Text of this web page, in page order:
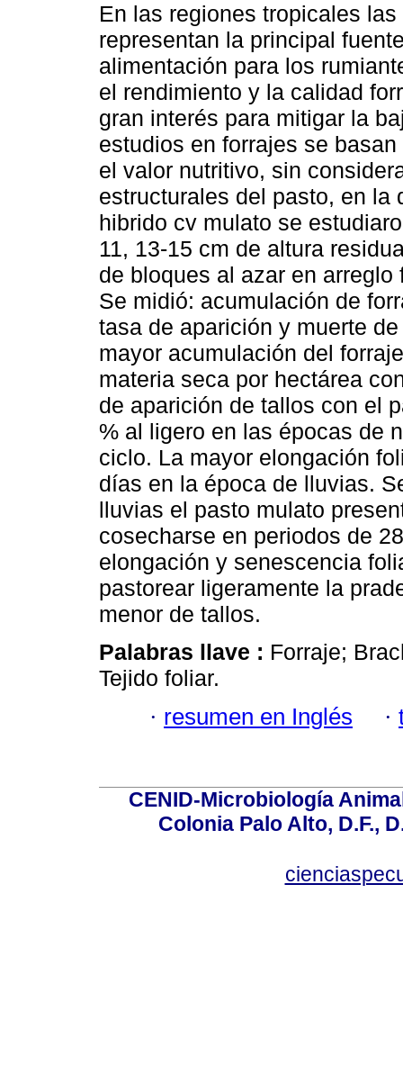
En las regiones tropicales
representan la principal
alimentación para los
el rendimiento y la calidad
gran interés para mitigar la
estudios en forrajes se
el valor nutritivo, sin
estructurales del pasto, en la
hibrido cv mulato se
11, 13-15 cm de altura
de bloques al azar en
Se midió: acumulación de
tasa de aparición y muerte
mayor acumulación del
materia seca por hectárea
de aparición de tallos con el
% al ligero en las épocas de
ciclo. La mayor elongación
días en la época de lluvias.
lluvias el pasto mulato
cosecharse en periodos de
elongación y senescencia
pastorear ligeramente la
menor de tallos.
Palabras llave : Forraje;
Tejido foliar.
· resumen en Inglés ·
CENID-Microbiología
Colonia Palo Alto, D.F.,